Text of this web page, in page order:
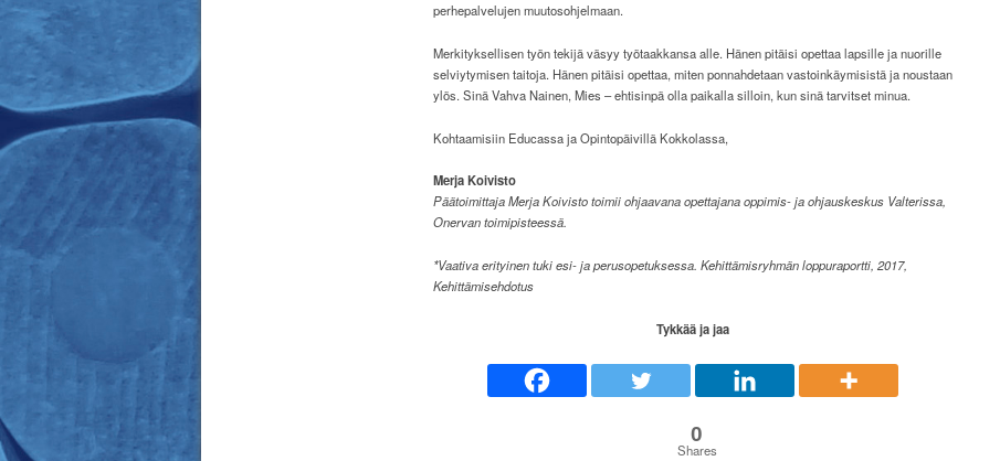
perhepalvelujen muutosohjelmaan.
Merkityksellisen työn tekijä väsyy työtaakkansa alle. Hänen pitäisi opettaa lapsille ja nuorille
selviytymisen taitoja. Hänen pitäisi opettaa, miten ponnahdetaan vastoinkäymisistä ja noustaan
ylös. Sinä Vahva Nainen, Mies – ehtisinpä olla paikalla silloin, kun sinä tarvitset minua.
Kohtaamisiin Educassa ja Opintopäivillä Kokkolassa,
Merja Koivisto
Päätoimittaja Merja Koivisto toimii ohjaavana opettajana oppimis- ja ohjauskeskus Valterissa,
Onervan toimipisteessä.
*Vaativa erityinen tuki esi- ja perusopetuksessa. Kehittämisryhmän loppuraportti, 2017,
Kehittämisehdotus
Tykkää ja jaa
0
Shares